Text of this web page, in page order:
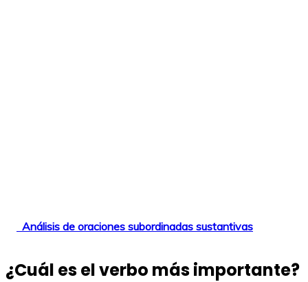
Análisis de oraciones subordinadas sustantivas
¿Cuál es el verbo más importante?